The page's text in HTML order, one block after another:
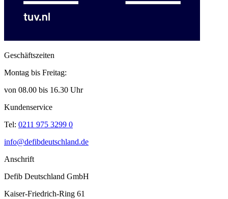
Geschäftszeiten
Montag bis Freitag:
von 08.00 bis 16.30 Uhr
Kundenservice
Tel: 0211 975 3299 0
info@defibdeutschland.de
Anschrift
Defib Deutschland GmbH
Kaiser-Friedrich-Ring 61